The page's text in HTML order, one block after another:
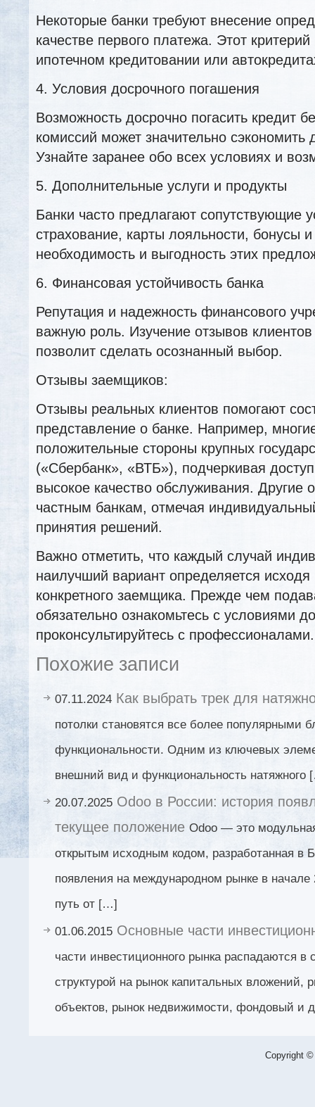
Некоторые банки требуют внесение
качестве первого платежа. Этот
ипотечном кредитовании или
4. Условия досрочного погашения
Возможность досрочно погасить кредит
комиссий может значительно сэкономить
Узнайте заранее обо всех условиях и
5. Дополнительные услуги и продукты
Банки часто предлагают сопутствующие
страхование, карты лояльности, бонусы
необходимость и выгодность этих
6. Финансовая устойчивость банка
Репутация и надежность финансового
важную роль. Изучение отзывов клиентов
позволит сделать осознанный выбор.
Отзывы заемщиков:
Отзывы реальных клиентов помогают
представление о банке. Например,
положительные стороны крупных
(«Сбербанк», «ВТБ»), подчеркивая
высокое качество обслуживания. Другие
частным банкам, отмечая
принятия решений.
Важно отметить, что каждый случай
наилучший вариант определяется исходя
конкретного заемщика. Прежде чем
обязательно ознакомьтесь с условиями
проконсультируйтесь с профессионалами.
Похожие записи
07.11.2024 Как выбрать трек для
потолки становятся все более популярными
функциональности. Одним из ключевых
внешний вид и функциональность натяжного
20.07.2025 Odoo в России: история
текущее положение Odoo — это
открытым исходным кодом, разработанная в
появления на международном рынке в начале
путь от […]
01.06.2015 Основные части
части инвестиционного рынка распадаются в
структурой на рынок капитальных вложений,
объектов, рынок недвижимости, фондовый и
Copyright ©